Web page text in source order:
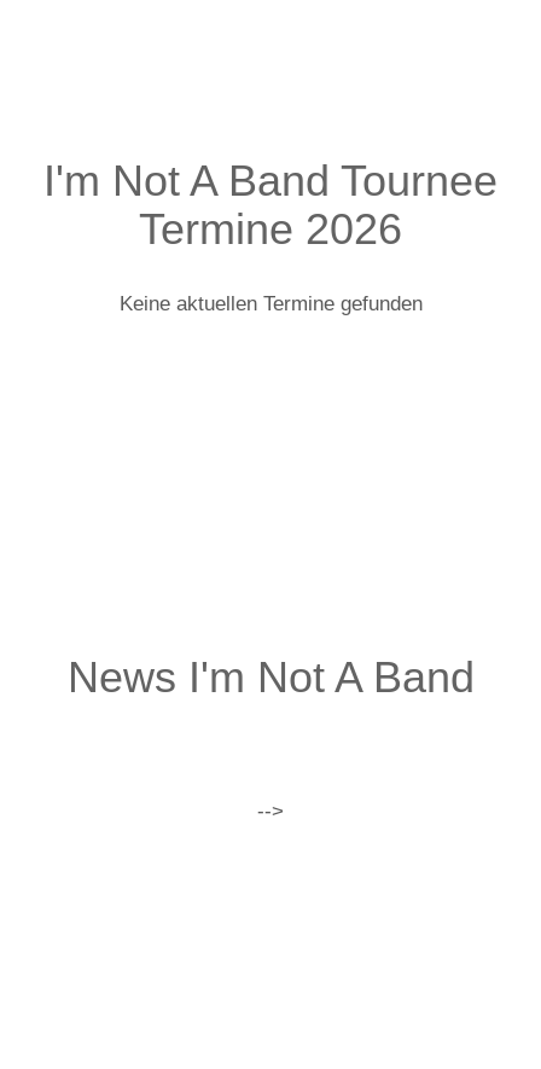
I'm Not A Band Tournee
Termine 2026
Keine aktuellen Termine gefunden
News I'm Not A Band
-->